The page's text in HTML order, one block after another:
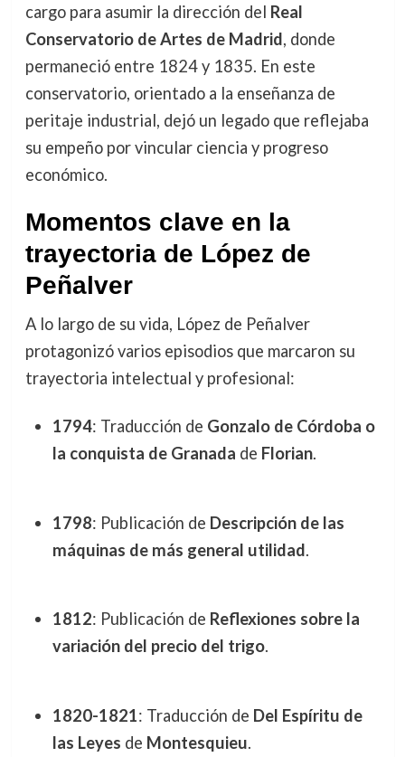
cargo para asumir la dirección del Real
Conservatorio de Artes de Madrid, donde
permaneció entre 1824 y 1835. En este
conservatorio, orientado a la enseñanza de
peritaje industrial, dejó un legado que reflejaba
su empeño por vincular ciencia y progreso
económico.
Momentos clave en la
trayectoria de López de
Peñalver
A lo largo de su vida, López de Peñalver
protagonizó varios episodios que marcaron su
trayectoria intelectual y profesional:
1794: Traducción de Gonzalo de Córdoba o
la conquista de Granada de Florian.
1798: Publicación de Descripción de las
máquinas de más general utilidad.
1812: Publicación de Reflexiones sobre la
variación del precio del trigo.
1820-1821: Traducción de Del Espíritu de
las Leyes de Montesquieu.